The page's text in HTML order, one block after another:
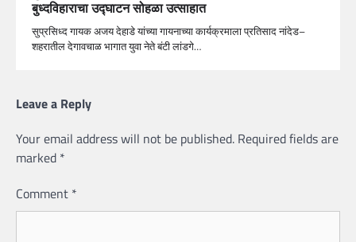
बुध्दविहाराचा उद्घाटन सोहळा उत्साहात
सुप्रसिध्द गायक अजय देहाडे यांच्या गायनाच्या कार्यक्रमाला प्रतिसाद नांदेड–
शहरातील देगावचाळ भागात युवा नेते बंटी लांडगे…
Leave a Reply
Your email address will not be published. Required fields are
marked *
Comment *